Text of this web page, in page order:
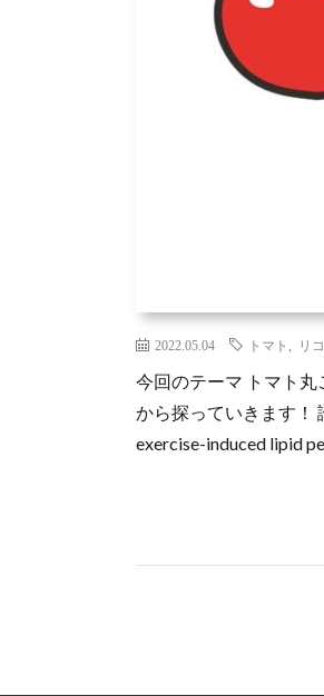
2022.05.04 トマト リ
今回のテーマ トマト
から探っていきます！
exercise-induced lipid